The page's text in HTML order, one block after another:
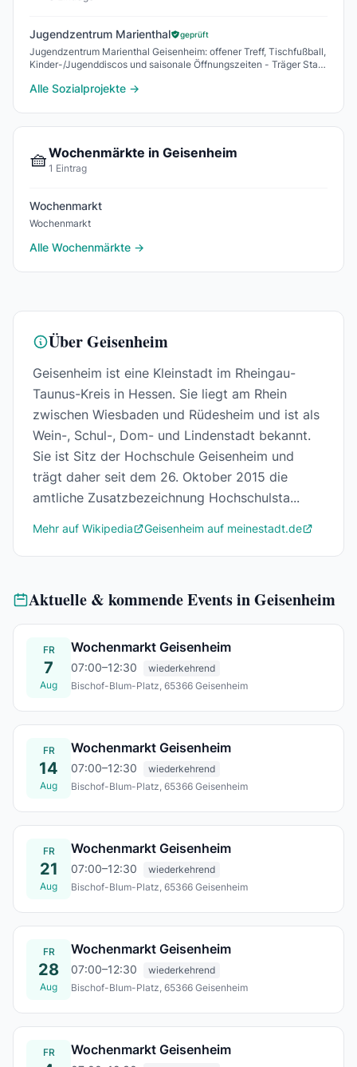
Jugendzentrum Marienthal geprüft
Jugendzentrum Marienthal Geisenheim: offener Treff, Tischfußball,
Kinder-/Jugenddiscos und saisonale Öffnungszeiten - Träger Stadt
Alle Sozialprojekte →
🧺Wochenmärkte in Geisenheim
1 Eintrag
Wochenmarkt
Wochenmarkt
Alle Wochenmärkte →
Über Geisenheim
Geisenheim ist eine Kleinstadt im Rheingau-
Taunus-Kreis in Hessen. Sie liegt am Rhein
zwischen Wiesbaden und Rüdesheim und ist als
Wein-, Schul-, Dom- und Lindenstadt bekannt.
Sie ist Sitz der Hochschule Geisenheim und
trägt daher seit dem 26. Oktober 2015 die
amtliche Zusatzbezeichnung Hochschulsta...
Mehr auf Wikipedia Geisenheim auf meinestadt.de
Aktuelle & kommende Events in Geisenheim
FR
7
Aug
Wochenmarkt Geisenheim
07:00–12:30
wiederkehrend
Bischof-Blum-Platz, 65366 Geisenheim
FR
14
Aug
Wochenmarkt Geisenheim
07:00–12:30
wiederkehrend
Bischof-Blum-Platz, 65366 Geisenheim
FR
21
Aug
Wochenmarkt Geisenheim
07:00–12:30
wiederkehrend
Bischof-Blum-Platz, 65366 Geisenheim
FR
28
Aug
Wochenmarkt Geisenheim
07:00–12:30
wiederkehrend
Bischof-Blum-Platz, 65366 Geisenheim
FR Wochenmarkt Geisenheim